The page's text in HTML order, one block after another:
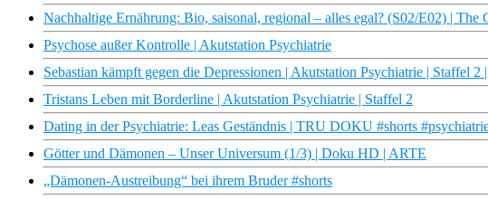
Nachhaltige Ernährung: Bio, saisonal, regional – alles egal? (S02/E02) | The
Psychose außer Kontrolle | Akutstation Psychiatrie
Sebastian kämpft gegen die Depressionen | Akutstation Psychiatrie | Staffel
Tristans Leben mit Borderline | Akutstation Psychiatrie | Staffel 2
Dating in der Psychiatrie: Leas Geständnis | TRU DOKU #shorts
Götter und Dämonen – Unser Universum (1/3) | Doku HD | ARTE
„Dämonen-Austreibung“ bei ihrem Bruder #shorts